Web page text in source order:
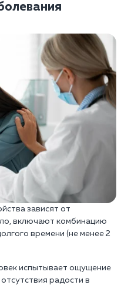
зависят от
включают комбинацию
времени (не менее 2
испытывает ощущение
радости в